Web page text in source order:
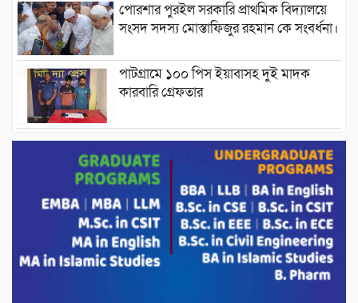
পোরশার পুরইল সরকারি প্রাথমিক বিদ্যালয়ে
সংসদ সদস্য মোস্তাফিজুর রহমান কে সংবর্ধনা।
পাটগ্রামে ১০০ পিস ইয়াবাসহ দুই মাদক
কারবারি গ্রেফতার
ড্যাবের ৩৭তম প্রতিষ্ঠাবার্ষিকীতে প্রধানমন্ত্রী
তারেক রহমান।
চন্দনাইশের হাশিমপুর ৪ নং ওয়ার্ডে ৫’শতাধিক
হতদরিদ্র পরিবারের মাঝে খাদ্যসামগ্রী বিতরণ
করেন মনজুর মোরশেদ
পরিবেশ রক্ষায় পাটগ্রামে ইহসান ইয়ুথ